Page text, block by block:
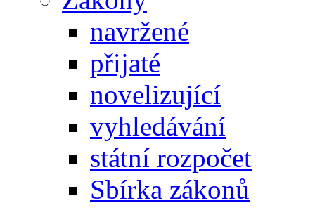
navržené
přijaté
novelizující
vyhledávání
státní rozpočet
Sbírka zákonů